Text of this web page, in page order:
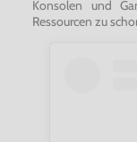
Konsolen und
Ressourcen zu